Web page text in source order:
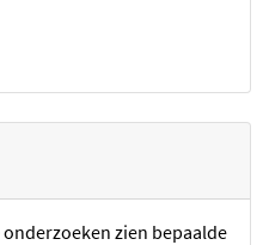
zien bepaalde